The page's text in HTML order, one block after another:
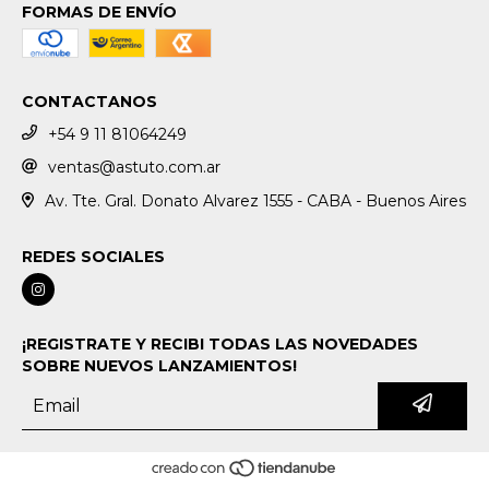
FORMAS DE ENVÍO
CONTACTANOS
+54 9 11 81064249
ventas@astuto.com.ar
Av. Tte. Gral. Donato Alvarez 1555 - CABA - Buenos Aires
REDES SOCIALES
¡REGISTRATE Y RECIBI TODAS LAS NOVEDADES
SOBRE NUEVOS LANZAMIENTOS!